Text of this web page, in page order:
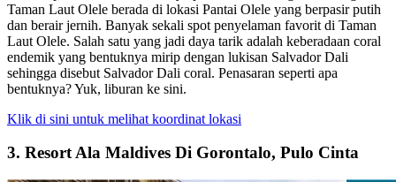
Taman Laut Olele berada di lokasi Pantai Olele yang berpasir putih
dan berair jernih. Banyak sekali spot penyelaman favorit di Taman
Laut Olele. Salah satu yang jadi daya tarik adalah keberadaan coral
endemik yang bentuknya mirip dengan lukisan Salvador Dali
sehingga disebut Salvador Dali coral. Penasaran seperti apa
bentuknya? Yuk, liburan ke sini.
Klik di sini untuk melihat koordinat lokasi
3. Resort Ala Maldives Di Gorontalo, Pulo Cinta